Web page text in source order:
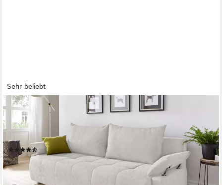
Sehr beliebt
COLLECTION AB
Schlafsofa Funtastic, B: 212 cm, Liegel. 145x187 cm,
Schlaffunktion, Bettkasten, Armteilverstellung & Zierkissen,
Federkern
(904)
ab 499,99 € UVP 950,00 €
-47%